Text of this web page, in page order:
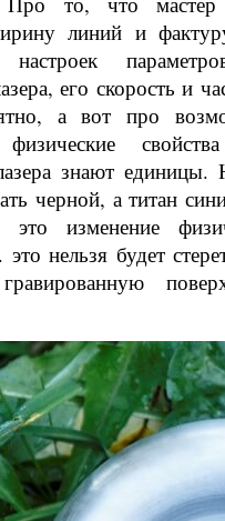
линий и
настроек
его скорость и
а вот про
физические
знают единицы.
черной, а титан
это изменение
это нельзя будет